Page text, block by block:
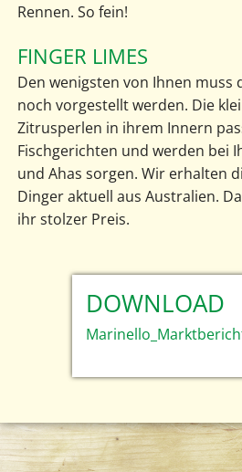
Rennen. So fein!
FINGER LIMES
Den wenigsten von Ihnen muss
noch vorgestellt werden. Die
Zitrusperlen in ihrem Innern
Fischgerichten und werden bei
und Ahas sorgen. Wir erhalten
Dinger aktuell aus Australien.
ihr stolzer Preis.
DOWNLOAD